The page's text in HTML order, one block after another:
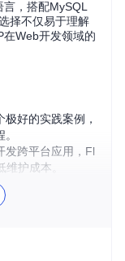
，搭配MySQL
择不仅易于理解
Web开发领域的
极好的实践案例，
发跨平台应用，Fl
护成本。
的社交应用，这